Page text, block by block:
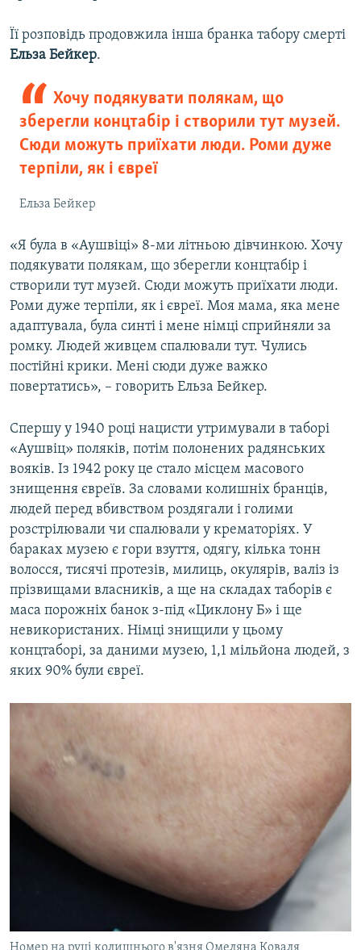
Її розповідь продовжила інша бранка табору смерті
Ельза Бейкер.
Хочу подякувати полякам, що
зберегли концтабір і створили тут музей.
Сюди можуть приїхати люди. Роми дуже
терпіли, як і євреї
Ельза Бейкер
«Я була в «Аушвіці» 8-ми літньою дівчинкою. Хочу
подякувати полякам, що зберегли концтабір і
створили тут музей. Сюди можуть приїхати люди.
Роми дуже терпіли, як і євреї. Моя мама, яка мене
адаптувала, була синті і мене німці сприйняли за
ромку. Людей живцем спалювали тут. Чулись
постійні крики. Мені сюди дуже важко
повертатись», – говорить Ельза Бейкер.
Спершу у 1940 році нацисти утримували в таборі
«Аушвіц» поляків, потім полонених радянських
вояків. Із 1942 року це стало місцем масового
знищення євреїв. За словами колишніх бранців,
людей перед вбивством роздягали і голими
розстрілювали чи спалювали у крематоріях. У
бараках музею є гори взуття, одягу, кілька тонн
волосся, тисячі протезів, милиць, окулярів, валіз із
прізвищами власників, а ще на складах таборів є
маса порожніх банок з-під «Циклону Б» і ще
невикористаних. Німці знищили у цьому
концтаборі, за даними музею, 1,1 мільйона людей, з
яких 90% були євреї.